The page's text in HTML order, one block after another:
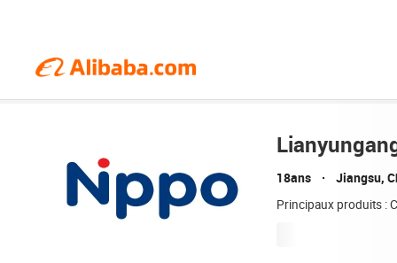
18ans Jiangsu,
Principaux produits :